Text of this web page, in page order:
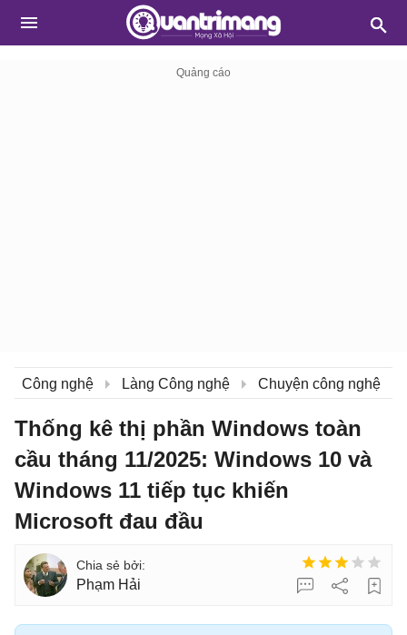
Công nghệ Làng Công nghệ Chuyện công nghệ
Thống kê thị phần Windows toàn
cầu tháng 11/2025: Windows 10 và
Windows 11 tiếp tục khiến
Microsoft đau đầu
Phạm Hải